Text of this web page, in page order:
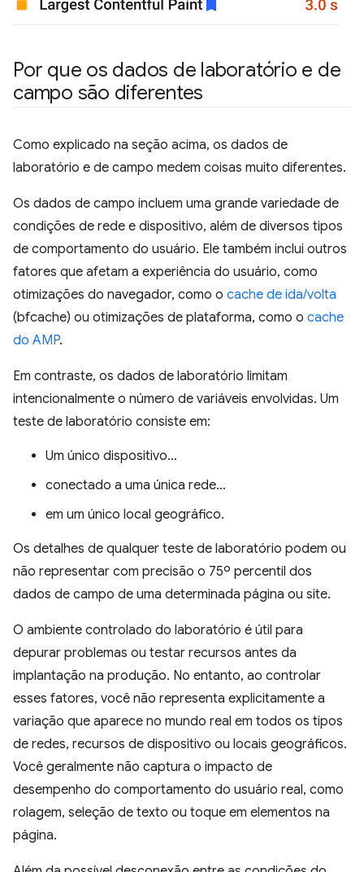
Por que os dados de laboratório e de
campo são diferentes
Como explicado na seção acima, os dados de
laboratório e de campo medem coisas muito diferentes.
Os dados de campo incluem uma grande variedade de
condições de rede e dispositivo, além de diversos tipos
de comportamento do usuário. Ele também inclui outros
fatores que afetam a experiência do usuário, como
otimizações do navegador, como o cache de ida/volta
(bfcache) ou otimizações de plataforma, como o cache
do AMP.
Em contraste, os dados de laboratório limitam
intencionalmente o número de variáveis envolvidas. Um
teste de laboratório consiste em:
Um único dispositivo…
conectado a uma única rede…
em um único local geográfico.
Os detalhes de qualquer teste de laboratório podem ou
não representar com precisão o 75º percentil dos
dados de campo de uma determinada página ou site.
O ambiente controlado do laboratório é útil para
depurar problemas ou testar recursos antes da
implantação na produção. No entanto, ao controlar
esses fatores, você não representa explicitamente a
variação que aparece no mundo real em todos os tipos
de redes, recursos de dispositivo ou locais geográficos.
Você geralmente não captura o impacto de
desempenho do comportamento do usuário real, como
rolagem, seleção de texto ou toque em elementos na
página.